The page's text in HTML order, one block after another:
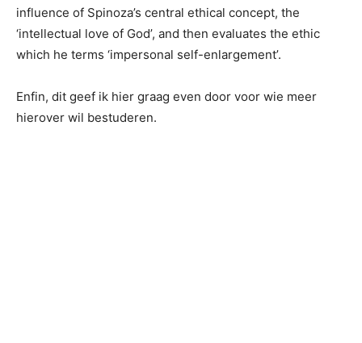
influence of Spinoza’s central ethical concept, the
‘intellectual love of God’, and then evaluates the ethic
which he terms ‘impersonal self-enlargement’.
Enfin, dit geef ik hier graag even door voor wie meer
hierover wil bestuderen.